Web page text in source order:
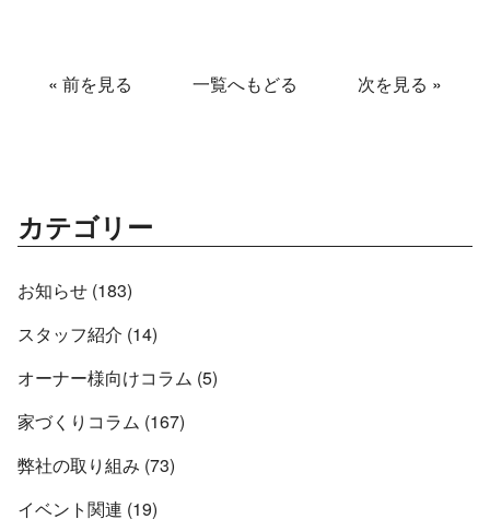
« 前を見る 一覧へもどる 次を見る »
カテゴリー
お知らせ (183)
スタッフ紹介 (14)
オーナー様向けコラム (5)
家づくりコラム (167)
弊社の取り組み (73)
イベント関連 (19)